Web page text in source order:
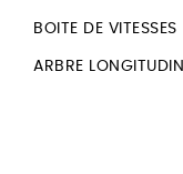
BOITE DE VITESSES
ARBRE